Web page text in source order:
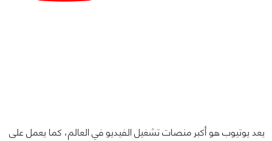
يعد يوتيوب هو أكبر منصات تشغيل الفيديو في العالم، كما يعمل على